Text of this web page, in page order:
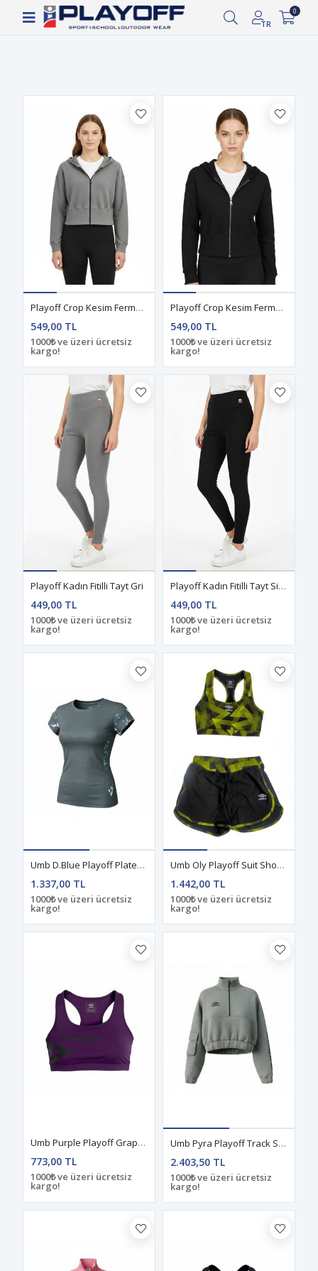
Siparişin 2-8 iş günü arasında kargoya verilecektir.
TR
0
Filtrele
Playoff Crop Kesim Fermuarlı Eşofman Üstü Gri
549,00 TL
1000₺ ve üzeri ücretsiz
kargo!
Playoff Crop Kesim Fermuarlı Eşofman Üstü Siyah
549,00 TL
1000₺ ve üzeri ücretsiz
kargo!
Playoff Kadın Fitilli Tayt Gri
449,00 TL
1000₺ ve üzeri ücretsiz
kargo!
Playoff Kadın Fitilli Tayt Siyah
449,00 TL
1000₺ ve üzeri ücretsiz
kargo!
Umb D.Blue Playoff Plates Tayt Takım D.Blue
1.337,00 TL
1000₺ ve üzeri ücretsiz
kargo!
Umb Oly Playoff Suit Short Bralet Takım Yellow
1.442,00 TL
1000₺ ve üzeri ücretsiz
kargo!
Umb Purple Playoff Graps Warm Plates Üst Bralet
773,00 TL
1000₺ ve üzeri ücretsiz
kargo!
Umb Pyra Playoff Track Suit Eşofman Takım Antrasit
2.403,50 TL
1000₺ ve üzeri ücretsiz
kargo!